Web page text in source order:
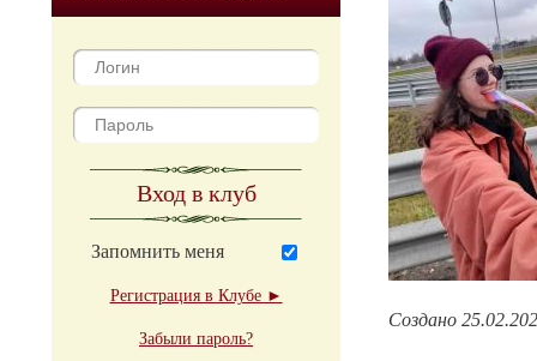
Вход в клуб
Запомнить меня
Регистрация в Клубе ►
Забыли пароль?
Создано